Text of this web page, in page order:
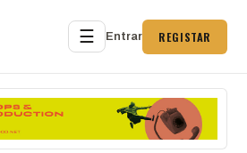
☰ Entrar REGISTAR